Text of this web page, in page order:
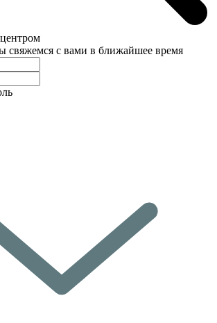
свяжемся с вами в ближайшее время